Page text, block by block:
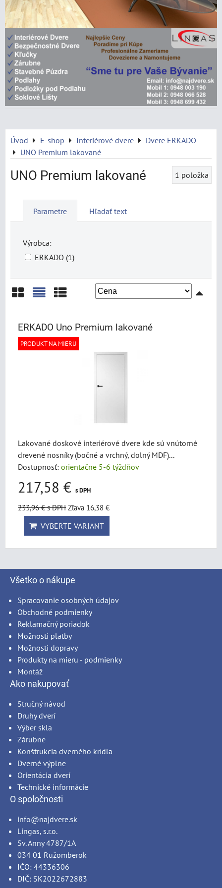
Úvod E-shop Interiérové dvere
Dvere ERKADO
UNO Premium lakované
UNO Premium lakované 1 položka
Parametre Hľadať text
Výrobca:
ERKADO (1)
ERKADO Uno Premium lakované
PRODUKT NA MIERU
Lakované doskové interiérové dvere kde sú vnútorné
drevené nosníky (bočné a vrchný, dolný MDF)...
Dostupnosť: orientačne 5-6 týždňov
217,58 € s DPH
233,96 €s DPH Zľava 16,38 €
VYBERTE VARIANT
Všetko o nákupe
Spracovanie osobných údajov
Obchodné podmienky
Reklamačný poriadok
Možnosti platby
Možnosti dopravy
Produkty na mieru - podmienky
Montáž
Ako nakupovať
Stručný návod
Druhy dverí
Výber skla
Zárubne
Konštrukcia dverného krídla
Dverné výplne
Orientácia dverí
Technické informácie
O spoločnosti
info@najdvere.sk
Lingas, s.r.o.
Sv. Anny 4787/1A
034 01 Ružomberok
IČO: 44336306
DIČ: SK2022672883